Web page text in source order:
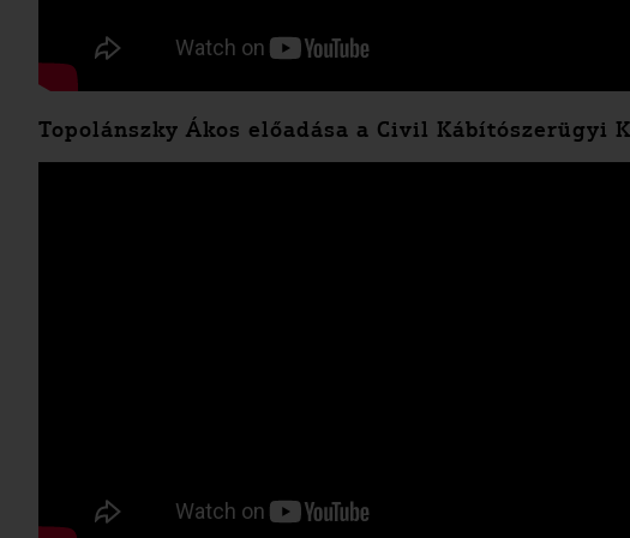
Topolánszky Ákos előadása a Civil Kábítószerügyi